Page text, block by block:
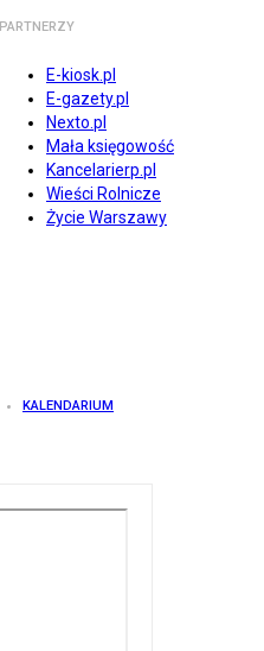
PARTNERZY
E-kiosk.pl
E-gazety.pl
Nexto.pl
Mała księgowość
Kancelarierp.pl
Wieści Rolnicze
Życie Warszawy
KALENDARIUM